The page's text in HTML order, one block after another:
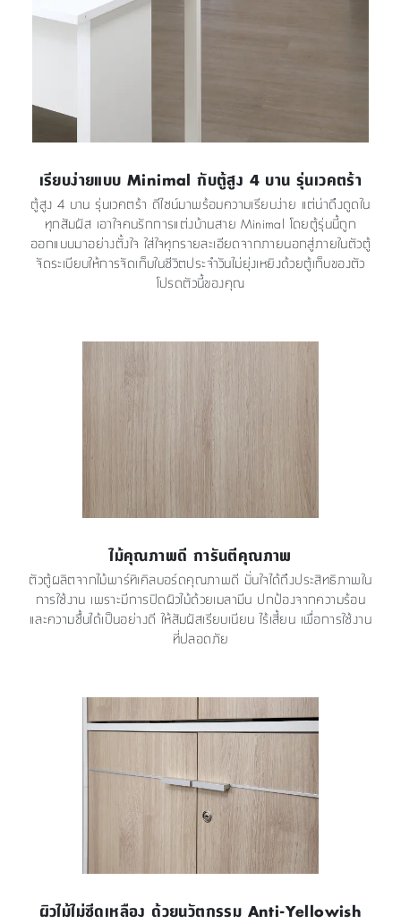
เรียบง่ายแบบ Minimal กับตู้สูง 4 บาน รุ่นเวคตร้า
ตู้สูง 4 บาน รุ่นเวคตร้า ดีไซน์มาพร้อมความเรียบง่าย แต่น่าดึงดูดใน
ทุกสัมผัส เอาใจคนรักการแต่งบ้านสาย Minimal โดยตู้รุ่นนี้ถูก
ออกแบบมาอย่างตั้งใจ ใส่ใจทุกรายละเอียดจากภายนอกสู่ภายในตัวตู้
จัดระเบียบให้การจัดเก็บในชีวิตประจำวันไม่ยุ่งเหยิงด้วยตู้เก็บของตัว
โปรดตัวนี้ของคุณ
ไม้คุณภาพดี การันตีคุณภาพ
ตัวตู้ผลิตจากไม้พาร์ทิเคิลบอร์ดคุณภาพดี มั่นใจได้ถึงประสิทธิภาพใน
การใช้งาน เพราะมีการปิดผิวไม้ด้วยเมลามีน ปกป้องจากความร้อน
และความชื้นได้เป็นอย่างดี ให้สัมผัสเรียบเนียน ไร้เสี้ยน เพื่อการใช้งาน
ที่ปลอดภัย
ผิวไม้ไม่ซีดเหลือง ด้วยนวัตกรรม Anti-Yellowish